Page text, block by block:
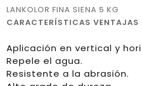
LANKOLOR FINA SIENA 5 KG
CARACTERÍSTICAS VENTAJAS
Aplicación en vertical y
Repele el agua.
Resistente a la abrasión.